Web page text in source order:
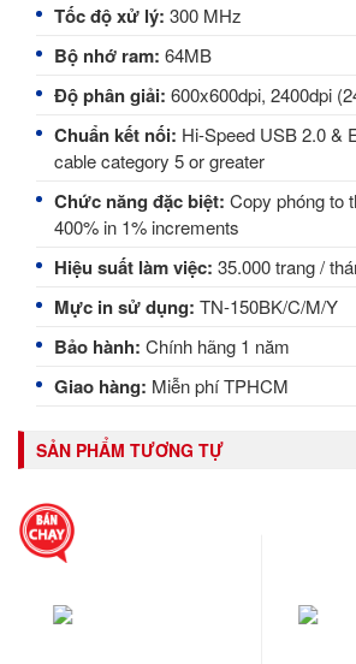
Tốc độ xử lý: 300 MHz
Bộ nhớ ram: 64MB
Độ phân giải: 600x600dpi, 2400dpi
Chuẩn kết nối: Hi-Speed USB 2.0 &
cable category 5 or greater
Chức năng đặc biệt: Copy phóng to
400% in 1% increments
Hiệu suất làm việc: 35.000 trang /
Mực in sử dụng: TN-150BK/C/M/Y
Bảo hành: Chính hãng 1 năm
Giao hàng: Miễn phí TPHCM
SẢN PHẨM TƯƠNG TỰ